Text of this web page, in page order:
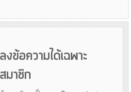
ลงข้อความได้เฉพาะ
สมาชิก